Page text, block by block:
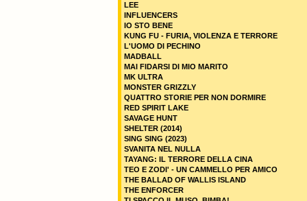
LEE
INFLUENCERS
IO STO BENE
KUNG FU - FURIA, VIOLENZA E TERRORE
L'UOMO DI PECHINO
MADBALL
MAI FIDARSI DI MIO MARITO
MK ULTRA
MONSTER GRIZZLY
QUATTRO STORIE PER NON DORMIRE
RED SPIRIT LAKE
SAVAGE HUNT
SHELTER (2014)
SING SING (2023)
SVANITA NEL NULLA
TAYANG: IL TERRORE DELLA CINA
TEO E ZODI' - UN CAMMELLO PER AMICO
THE BALLAD OF WALLIS ISLAND
THE ENFORCER